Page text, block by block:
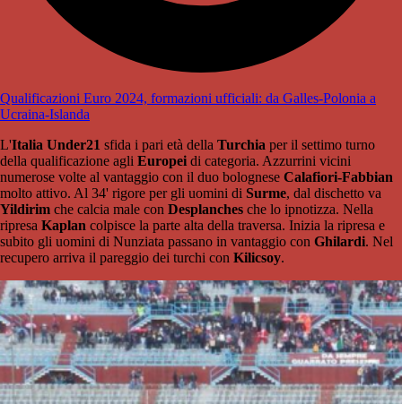
Qualificazioni Euro 2024, formazioni ufficiali: da Galles-Polonia a
Ucraina-Islanda
L'Italia Under21 sfida i pari età della Turchia per il settimo turno
della qualificazione agli Europei di categoria. Azzurrini vicini
numerose volte al vantaggio con il duo bolognese Calafiori-Fabbian
molto attivo. Al 34' rigore per gli uomini di Surme, dal dischetto va
Yildirim che calcia male con Desplanches che lo ipnotizza. Nella
ripresa Kaplan colpisce la parte alta della traversa. Inizia la ripresa e
subito gli uomini di Nunziata passano in vantaggio con Ghilardi. Nel
recupero arriva il pareggio dei turchi con Kilicsoy.